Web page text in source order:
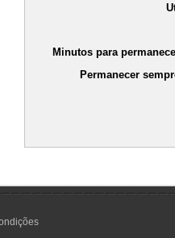
Minutos para
Permanecer